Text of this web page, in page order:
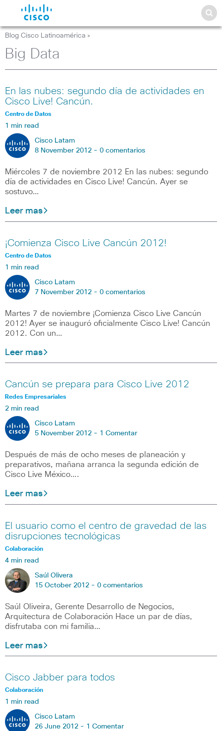
Blog Cisco Latinoamérica >
Big Data
En las nubes: segundo día de actividades en
Cisco Live! Cancún.
Centro de Datos
1 min read
Cisco Latam
8 November 2012 - 0 comentarios
Miércoles 7 de noviembre 2012 En las nubes: segundo
día de actividades en Cisco Live! Cancún. Ayer se
sostuvo…
Leer mas
¡Comienza Cisco Live Cancún 2012!
Centro de Datos
1 min read
Cisco Latam
7 November 2012 - 0 comentarios
Martes 7 de noviembre ¡Comienza Cisco Live Cancún
2012! Ayer se inauguró oficialmente Cisco Live! Cancún
2012. Con un…
Leer mas
Cancún se prepara para Cisco Live 2012
Redes Empresariales
2 min read
Cisco Latam
5 November 2012 - 1 Comentar
Después de más de ocho meses de planeación y
preparativos, mañana arranca la segunda edición de
Cisco Live México….
Leer mas
El usuario como el centro de gravedad de las
disrupciones tecnológicas
Colaboración
4 min read
Saúl Olivera
15 October 2012 - 0 comentarios
Saúl Oliveira, Gerente Desarrollo de Negocios,
Arquitectura de Colaboración Hace un par de días,
disfrutaba con mi familia…
Leer mas
Cisco Jabber para todos
Colaboración
1 min read
Cisco Latam
26 June 2012 - 1 Comentar